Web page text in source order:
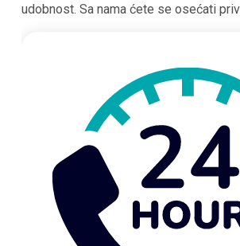
udobnost. Sa nama ćete se osećati